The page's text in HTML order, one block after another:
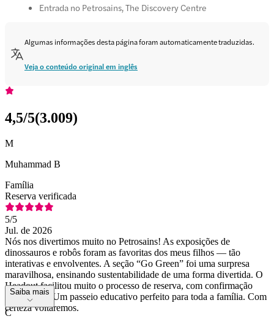
Entrada no Petrosains, The Discovery Centre
Algumas informações desta página foram automaticamente traduzidas.
Veja o conteúdo original em inglês
4,5/5(3.009)
M
Muhammad B
Família
Reserva verificada
5/5
Jul. de 2026
Nós nos divertimos muito no Petrosains! As exposições de
dinossauros e robôs foram as favoritas dos meus filhos — tão
interativas e envolventes. A seção “Go Green” foi uma surpresa
maravilhosa, ensinando sustentabilidade de uma forma divertida. O
Headout facilitou muito o processo de reserva, com confirmação
instantânea. Um passeio educativo perfeito para toda a família. Com
certeza voltaremos.
Saiba mais
C